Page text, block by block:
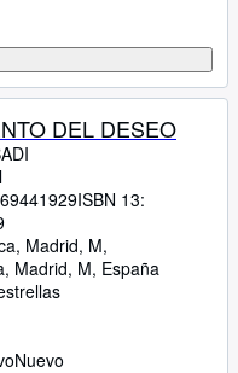
DEL DESEO
ISBN 13:
Madrid, M,
, Madrid, M, España
Nuevo